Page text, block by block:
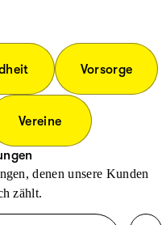
Vorsorge
Vereine
denen unsere Kunden
zählt.